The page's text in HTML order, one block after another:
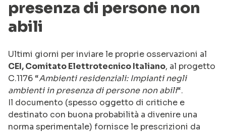
presenza di persone non
abili
Ultimi giorni per inviare le proprie osservazioni al
CEI, Comitato Elettrotecnico Italiano, al progetto
C.1176 “Ambienti residenziali: Impianti negli
ambienti in presenza di persone non abili“.
Il documento (spesso oggetto di critiche e
destinato con buona probabilità a divenire una
norma sperimentale) fornisce le prescrizioni da